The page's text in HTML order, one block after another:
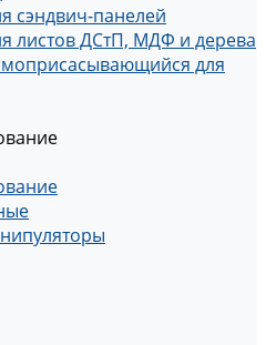
сэндвич-панелей
листов ДСтП, МДФ и дерева
для